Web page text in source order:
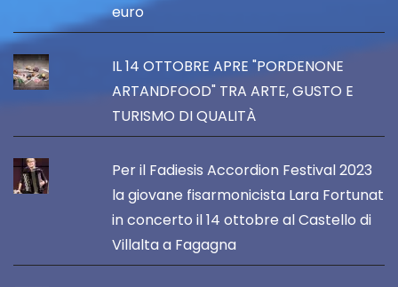
euro
IL 14 OTTOBRE APRE "PORDENONE
ARTANDFOOD" TRA ARTE, GUSTO E
TURISMO DI QUALITÀ
Per il Fadiesis Accordion Festival 2023
la giovane fisarmonicista Lara Fortunat
in concerto il 14 ottobre al Castello di
Villalta a Fagagna